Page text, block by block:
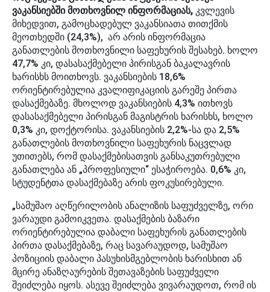
ვაკანსიებში მოთხოვნილ ინფორმაციას, კვლევის
მიხედვით, გამოცხადებულ ვაკანსიათა თითქმის
მეოთხედში (24,3%), არ არის ინფორმაცია
განათლების მოთხოვნილი საფეხურის შესახებ. ხოლო
47,7% კი, დასასაქმებელი პირისგან ბაკალავრის
ხარისხს მოითხოვს. ვაკანსიების 18,6%
ორიენტირებულია კვალიფიკაციის გარეშე პირთა
დასაქმებაზე. მხოლოდ ვაკანსიების 4,3% ითხოვს
დასასაქმებელი პირისგან მაგისტრის ხარისხს, ხოლო
0,3% კი, დოქტორისა. ვაკანსიების 2,2%-სა და 2,5%
განათლების მოთხოვნილი საფეხურის ნაცვლად
უთითებს, რომ დასაქმებისათვის განსაკუთრებული
განათლება ან „პროფესიული“ ესაჭიროება. 0,6% კი,
სტუდენტთა დასაქმებაზე არის ფოკუსირებული.
„სამუშაო აღწერილობის ანალიზის საფუძველზე, ორი
ვარაუდი გამოიკვეთა. დასაქმების ბაზარი
ორიენტირებულია დაბალი საფეხურის განათლების
პირთა დასაქმებაზე, რაც სავარაუდოდ, სამუშაო
პოზიციის დაბალი პასუხისმგებლობის ხარისხით ან
მცირე ანაზღაურების შეთავაზების საფუძველი
შეიძლება იყოს. ასევე შეიძლება ვივარაუდოთ, რომ ის